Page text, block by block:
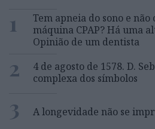
1
Tem apneia do sono e não
máquina CPAP? Há uma
Opinião de um dentista
2
4 de agosto de 1578. D.
complexa dos símbolos
3 A longevidade não se